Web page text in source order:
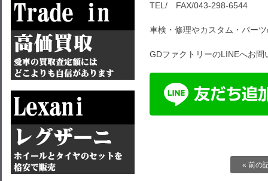
TEL/ FAX/043-298-6544
車検・修理やカスタム・パー
GDファクトリーのLINEへお問
« 前の